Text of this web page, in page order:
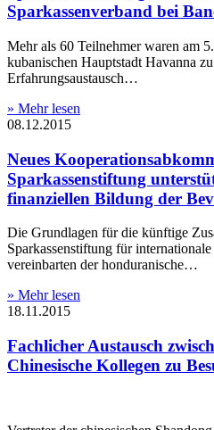
Sparkassenverband bei
Mehr als 60 Teilnehmer waren am
kubanischen Hauptstadt Havanna
Erfahrungsaustausch…
» Mehr lesen
08.12.2015
Neues
Sparkassenstiftung
finanziellen Bildung der
Die Grundlagen für die künftige
Sparkassenstiftung für
vereinbarten der honduranische…
» Mehr lesen
18.11.2015
Fachlicher Austausch
Chinesische Kollegen zu